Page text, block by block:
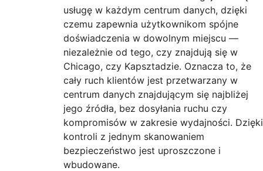
usługę w każdym centrum danych, dzięki
czemu zapewnia użytkownikom spójne
doświadczenia w dowolnym miejscu —
niezależnie od tego, czy znajdują się w
Chicago, czy Kapsztadzie. Oznacza to, że
cały ruch klientów jest przetwarzany w
centrum danych znajdującym się najbliżej
jego źródła, bez dosyłania ruchu czy
kompromisów w zakresie wydajności. Dzięki
kontroli z jednym skanowaniem
bezpieczeństwo jest uproszczone i
wbudowane.